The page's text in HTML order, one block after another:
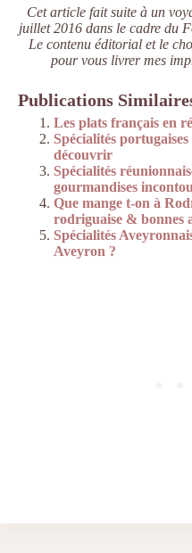
Cet article fait suite à un
juillet 2016 dans le cadre du
Le contenu éditorial et le
pour vous livrer mes
Publications
Les plats français en
Spécialités
découvrir
Spécialités
gourmandises
Que mange t-on à
rodriguaise & bonnes
Spécialités
Aveyron ?